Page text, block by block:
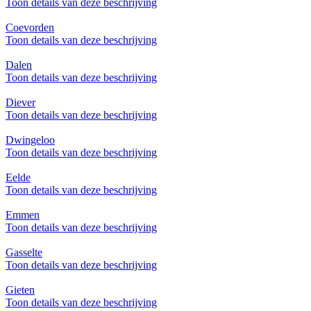
Toon details van deze beschrijving
Coevorden
Toon details van deze beschrijving
Dalen
Toon details van deze beschrijving
Diever
Toon details van deze beschrijving
Dwingeloo
Toon details van deze beschrijving
Eelde
Toon details van deze beschrijving
Emmen
Toon details van deze beschrijving
Gasselte
Toon details van deze beschrijving
Gieten
Toon details van deze beschrijving